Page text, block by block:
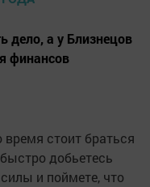
дело, а у Близнецов
финансов
стоит браться
добьетесь
и поймете, что